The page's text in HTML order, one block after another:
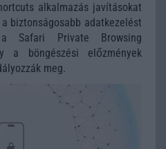
alkalmazás javításokat
biztonságosabb adatkezelést
Safari Private Browsing
a böngészési előzmények
meg.